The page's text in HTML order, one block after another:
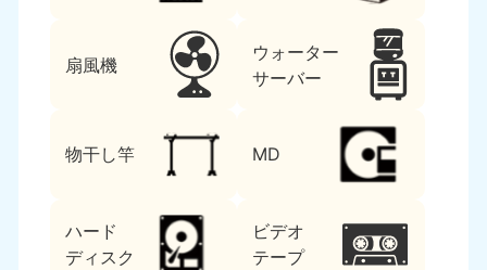
扇風機
ウォーター
サーバー
物干し竿 MD
ハード
ディスク
ビデオ
テープ